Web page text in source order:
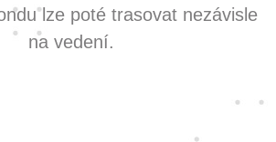
lze poté trasovat nezávisle
na vedení.